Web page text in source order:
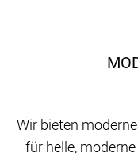
Wir bieten
für helle,